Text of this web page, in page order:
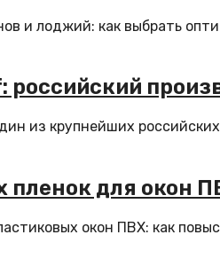
и лоджий: как выбрать
из крупнейших
для окон
окон ПВХ: как